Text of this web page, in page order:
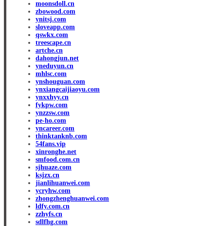
moonsdoll.cn
zbowood.com
ynitsj.com
sloveapp.com
qswkx.com
treescape.cn
artche.cn
dahongjun.net
yneduyun.cn
mhlsc.com
ynshouguan.com
ynxiangcaijiaoyu.com
ynxxhyy.cn
fykpw.com
ynzzsw.com
pe-ho.com
yncareer.com
thinktanknb.com
54fans.vip
xinronghe.net
smfood.com.cn
sjhuaze.com
ksjzx.cn
jianlihuanwei.com
ycryhw.com
zhongzhenghuanwei.com
ldfy.com.cn
zzhyfs.cn
sdlfhg.com